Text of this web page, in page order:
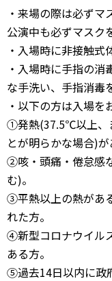
・来場の際は必ず
公演中も必ずマスク
・入場時に非接触式
・入場時に手指の消
な手洗い、手指消毒
・以下の方は入場を
①発熱(37.5℃以上、
とが明らかな場合)が
②咳・頭痛・倦怠感
む)。
③平熱以上の熱があ
れた方。
④新型コロナウイル
ある方。
⑤過去14日以内に政